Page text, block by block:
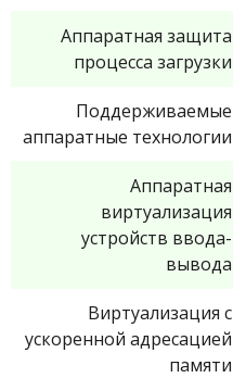
Аппаратная защита
процесса загрузки
Поддерживаемые
аппаратные технологии
Аппаратная
виртуализация
устройств ввода-
вывода
Виртуализация с
ускоренной адресацией
памяти